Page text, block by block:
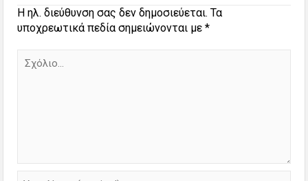
Η ηλ. διεύθυνση σας δεν δημοσιεύεται. Τα
υποχρεωτικά πεδία σημειώνονται με*